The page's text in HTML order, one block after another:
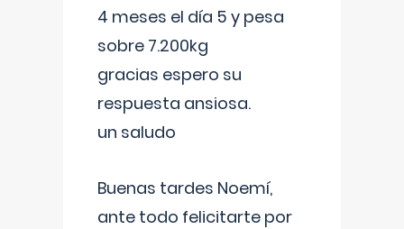
4 meses el día 5 y pesa
sobre 7.200kg
gracias espero su
respuesta ansiosa.
un saludo
Buenas tardes Noemí,
ante todo felicitarte por